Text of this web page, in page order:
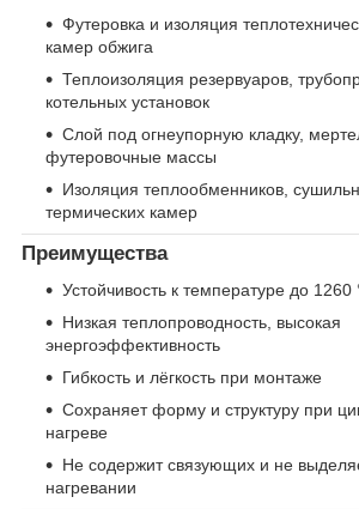
Футеровка и изоляция
камер обжига
Теплоизоляция резервуаров,
котельных установок
Слой под огнеупорную кладку,
футеровочные массы
Изоляция теплообменников,
термических камер
Преимущества
Устойчивость к температуре до 1260
Низкая теплопроводность, высокая
энергоэффективность
Гибкость и лёгкость при монтаже
Сохраняет форму и структуру при
нагреве
Не содержит связующих и не
нагревании